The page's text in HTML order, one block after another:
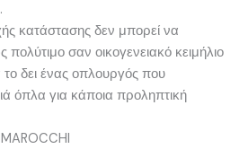
κατάστασης δεν μπορεί να
πολύτιμο σαν οικογενειακό κειμήλιο
δει ένας οπλουργός που
όπλα για κάποια προληπτική